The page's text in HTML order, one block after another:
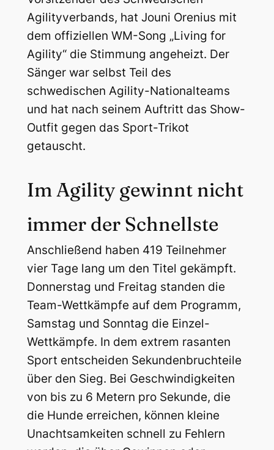
Agilityverbands, hat Jouni Orenius mit
dem offiziellen WM-Song „Living for
Agility“ die Stimmung angeheizt. Der
Sänger war selbst Teil des
schwedischen Agility-Nationalteams
und hat nach seinem Auftritt das Show-
Outfit gegen das Sport-Trikot
getauscht.
Im Agility gewinnt nicht
immer der Schnellste
Anschließend haben 419 Teilnehmer
vier Tage lang um den Titel gekämpft.
Donnerstag und Freitag standen die
Team-Wettkämpfe auf dem Programm,
Samstag und Sonntag die Einzel-
Wettkämpfe. In dem extrem rasanten
Sport entscheiden Sekundenbruchteile
über den Sieg. Bei Geschwindigkeiten
von bis zu 6 Metern pro Sekunde, die
die Hunde erreichen, können kleine
Unachtsamkeiten schnell zu Fehlern